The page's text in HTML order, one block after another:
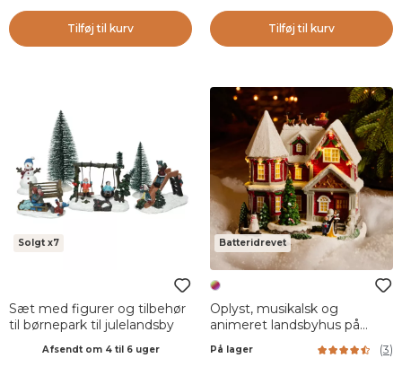
Tilføj til kurv Tilføj til kurv
Solgt x7
Sæt med figurer og tilbehør
til børnepark til julelandsby
Afsendt om 4 til 6 uger
Batteridrevet
Oplyst, musikalsk og
animeret landsbyhus på
batteri (H23 cm) Camden
Street
På lager (3)